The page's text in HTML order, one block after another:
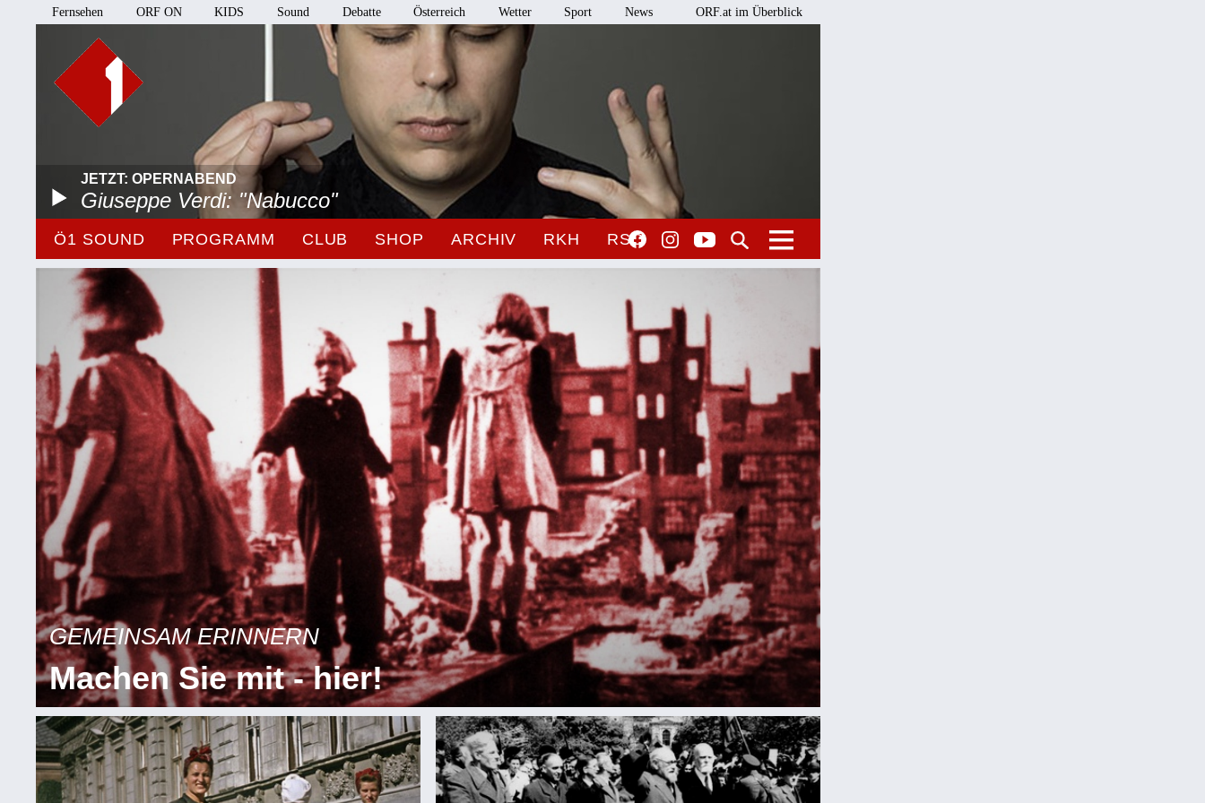
Fernsehen ORF ON KIDS Sound Debatte Österreich Wetter Sport News ORF.at im Überblick
JETZT: OPERNABEND
Giuseppe Verdi: "Nabucco"
Ö1 SOUND PROGRAMM CLUB SHOP ARCHIV RKH RSO
GEMEINSAM ERINNERN
Machen Sie mit - hier!